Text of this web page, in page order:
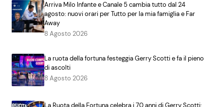
Arriva Milo Infante e Canale 5 cambia tutto dal 24
agosto: nuovi orari per Tutto per la mia famiglia e Far
Away
8 Agosto 2026
La ruota della fortuna festeggia Gerry Scotti e fa il pieno
di ascolti
8 Agosto 2026
La Ruota della Fortuna celebra i 70 anni di Gerry Scotti: